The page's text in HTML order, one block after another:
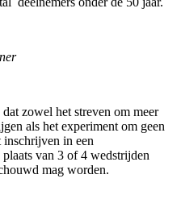
zowel het streven om meer
als het experiment om geen
inschrijven in een
van 3 of 4 wedstrijden
mag worden.